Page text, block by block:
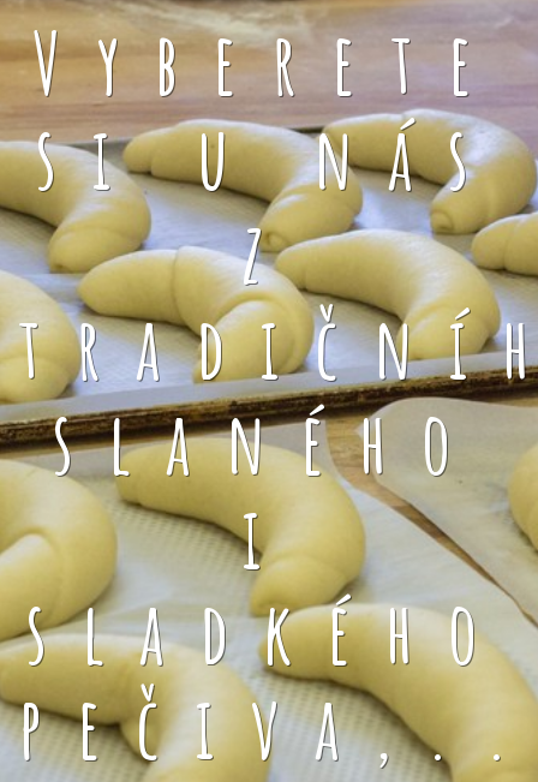
Vyberete
si u nás
z
slaného
i
sladkého